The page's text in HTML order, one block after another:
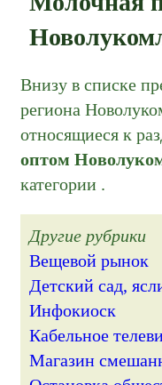
Внизу в списке
региона
относящиеся к
оптом
категории .
Другие рубрики
Вещевой рынок
Детский сад,
Инфокиоск
Кабельное
Магазин